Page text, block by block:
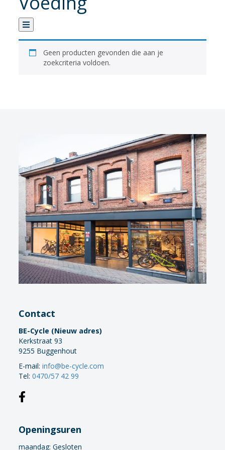
Categorie
Sportvoeding
Verlichting
Verzorging
Geen producten gevonden die aan je
zoekcriteria voldoen.
Contact
BE-Cycle (Nieuw adres)
Kerkstraat 93
9255 Buggenhout
E-mail:info@be-cycle.com
Tel:0470/57 42 99
Openingsuren
maandag:Gesloten